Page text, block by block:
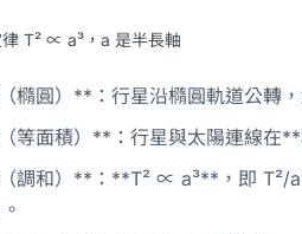
T² ∝ a³，a 是半長軸
橢圓）**：行星沿橢圓軌道公轉
等面積）**：行星與太陽連線在
調和）**：**T² ∝ a³**，即 T²/